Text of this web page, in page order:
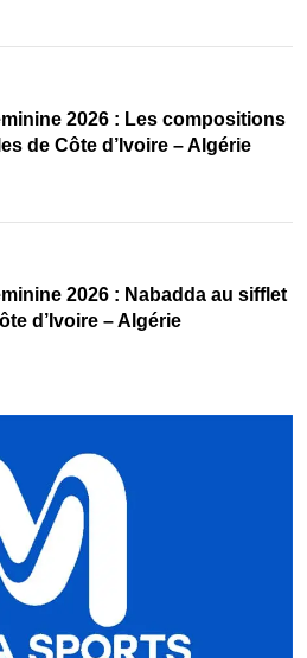
2026 : Les compositions
de Côte d’Ivoire – Algérie
2026 : Nabadda au sifflet
d’Ivoire – Algérie